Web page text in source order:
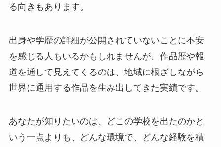
る向きもあります。
出身や学歴の詳細が公開されていないことに不安
を感じる人もいるかもしれませんが、作品歴や報
道を通して見えてくるのは、地域に根ざしながら
世界に通用する作品を生み出してきた実績です。
あなたが知りたいのは、どこの学校を出たのかと
いう一点よりも、どんな環境で、どんな経験を積